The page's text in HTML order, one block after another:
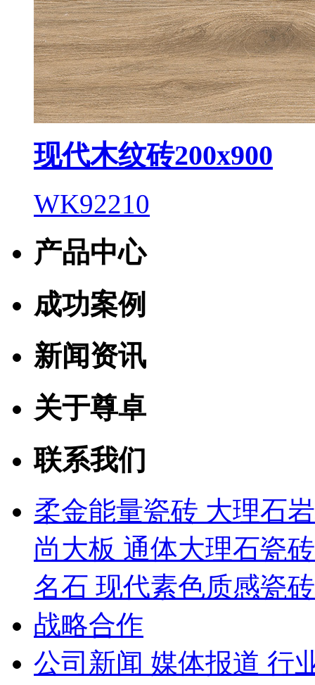
现代木纹砖200x900
WK92210
产品中心
成功案例
新闻资讯
关于尊卓
联系我们
柔金能量瓷砖 大理石
尚大板 通体大理石瓷
名石 现代素色质感瓷
战略合作
公司新闻 媒体报道 行